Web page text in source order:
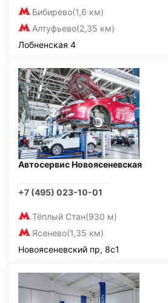
Бибирево(1,6 км)
Алтуфьево(2,35 км)
Лобненская 4
Автосервис Новоясеневская
+7 (495) 023-10-01
Тёплый Стан(930 м)
Ясенево(1,35 км)
Новоясеневский пр, 8с1